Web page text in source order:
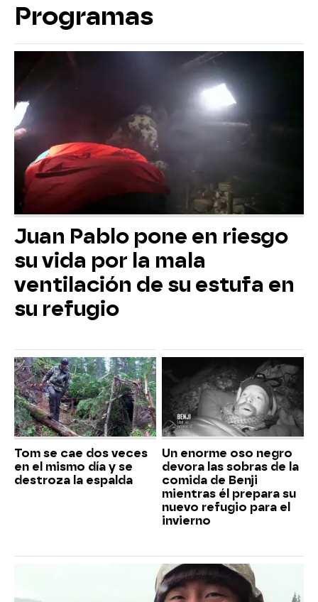
Programas
Juan Pablo pone en riesgo
su vida por la mala
ventilación de su estufa en
su refugio
Tom se cae dos veces
en el mismo día y se
destroza la espalda
Un enorme oso negro
devora las sobras de la
comida de Benji
mientras él prepara su
nuevo refugio para el
invierno